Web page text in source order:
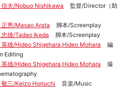
夫/Nobuo Nishikawa
監督/Director（助
男/Masao Arata
脚本/Screenplay
雄/Tadao Ikeda
脚本/Screenplay
雄/Hideo Shigehara,Hideo Mohara
編
Editing
雄/Hideo Shigehara,Hideo Mohara
撮
三/Keizo Horiuchi
音楽/Music